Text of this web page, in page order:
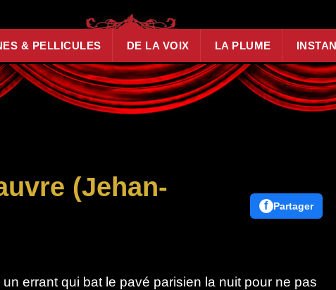
& PELLICULES DE LA VOIX LA PLUME
(Jehan-
f Partager
errant qui bat le pavé parisien la nuit pour ne pas